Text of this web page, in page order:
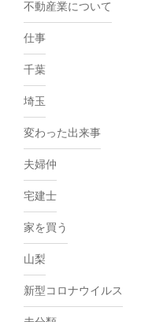
不動産業について
仕事
千葉
埼玉
変わった出来事
夫婦仲
宅建士
家を買う
山梨
新型コロナウイルス